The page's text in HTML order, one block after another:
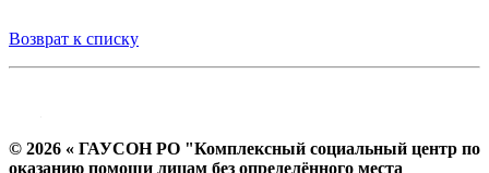
Возврат к списку
© 2026 « ГАУСОН РО "Комплексный социальный центр по
оказанию помощи лицам без определённого места